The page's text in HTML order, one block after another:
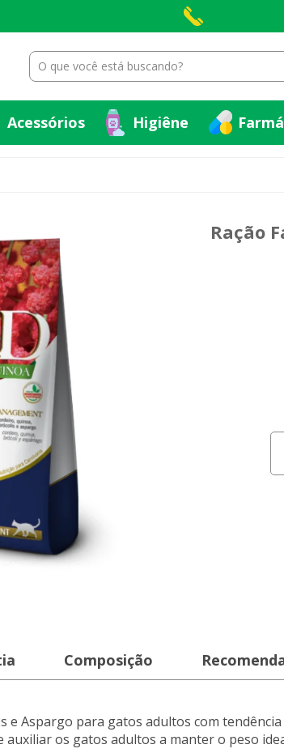
Acessórios Higiêne
Higiêne
Ração
Composição
Aspargo para gatos adultos com
os gatos adultos a manter o peso